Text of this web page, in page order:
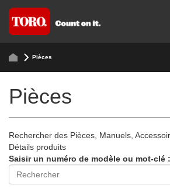
Pièces
Pièces
Rechercher des Pièces, Manuels,
Détails produits
Saisir un numéro de modèle ou mot-clé :